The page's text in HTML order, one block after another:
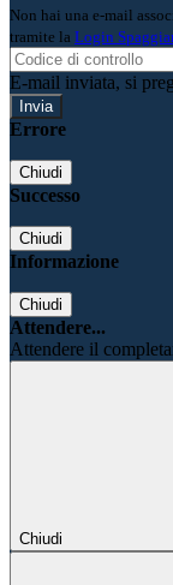
Non hai una e-mail
tramite la Login
E-mail inviata, si
Errore
Chiudi
Successo
Chiudi
Informazione
Chiudi
Attendere...
Attendere il
Chiudi